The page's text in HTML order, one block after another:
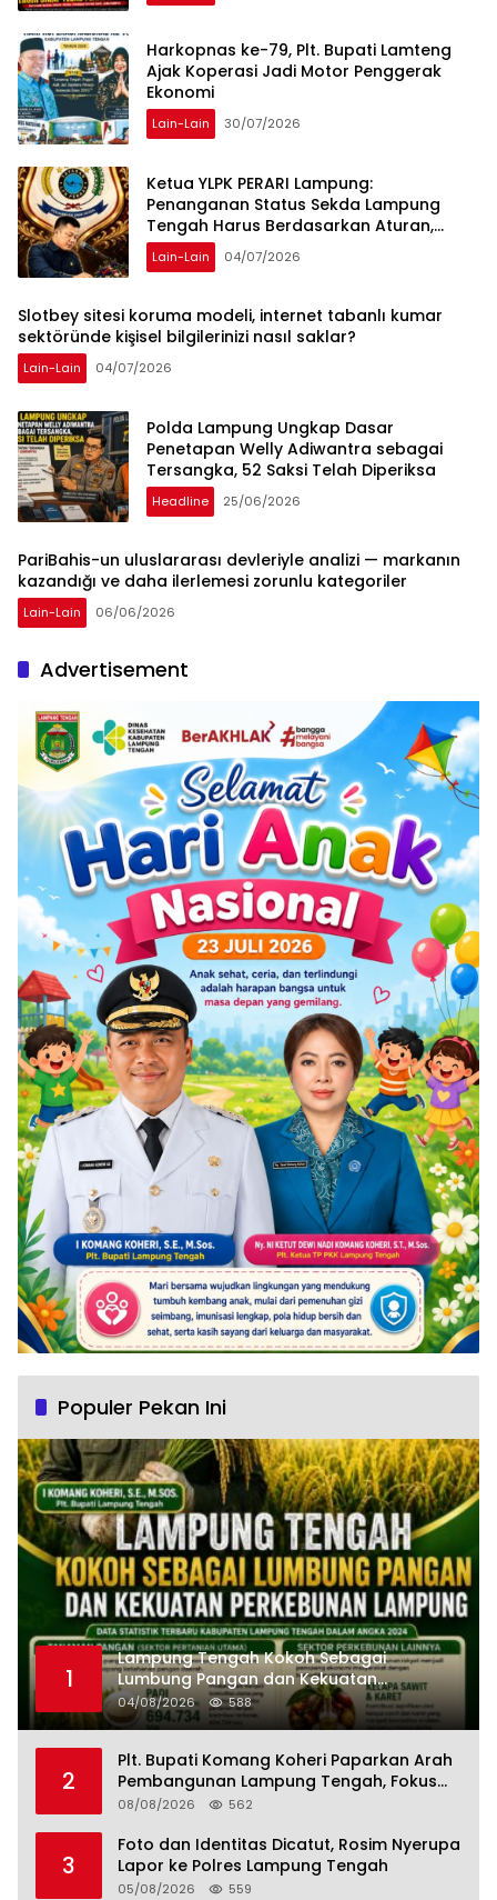
Harkopnas ke-79, Plt. Bupati Lamteng
Ajak Koperasi Jadi Motor Penggerak
Ekonomi
Lain-Lain 30/07/2026
Ketua YLPK PERARI Lampung:
Penanganan Status Sekda Lampung
Tengah Harus Berdasarkan Aturan,
Bukan Tekanan Opini
Lain-Lain 04/07/2026
Slotbey sitesi koruma modeli, internet tabanlı kumar
sektöründe kişisel bilgilerinizi nasıl saklar?
Lain-Lain 04/07/2026
Polda Lampung Ungkap Dasar
Penetapan Welly Adiwantra sebagai
Tersangka, 52 Saksi Telah Diperiksa
Headline 25/06/2026
PariBahis-un uluslararası devleriyle analizi — markanın
kazandığı ve daha ilerlemesi zorunlu kategoriler
Lain-Lain 06/06/2026
Advertisement
Populer Pekan Ini
1
Lampung Tengah Kokoh Sebagai
Lumbung Pangan dan Kekuatan
Perkebunan Lampung, Komang Koheri:
Kemandirian Pangan adalah Fondasi
04/08/2026 588
2
Plt. Bupati Komang Koheri Paparkan Arah
Pembangunan Lampung Tengah, Fokus
pada SDM, Ekonomi, Infrastruktur dan
08/08/2026 562
3
Foto dan Identitas Dicatut, Rosim Nyerupa
Lapor ke Polres Lampung Tengah
05/08/2026 559